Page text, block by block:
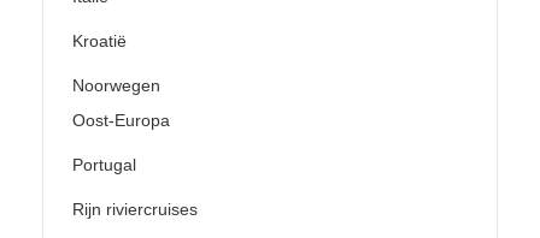
Kroatië
Noorwegen
Oost-Europa
Portugal
Rijn riviercruises